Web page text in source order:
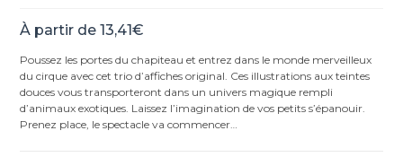
À partir de13,41€
Poussez les portes du chapiteau et entrez dans le monde merveilleux
du cirque avec cet trio d’affiches original. Ces illustrations aux teintes
douces vous transporteront dans un univers magique rempli
d’animaux exotiques. Laissez l’imagination de vos petits s’épanouir.
Prenez place, le spectacle va commencer…